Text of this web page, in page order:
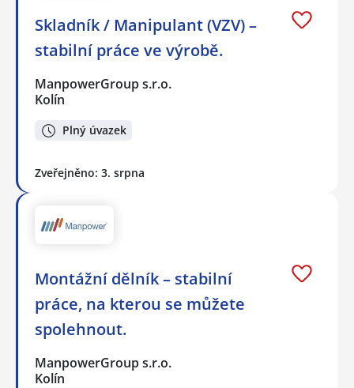
Skladník / Manipulant (VZV) –
stabilní práce ve výrobě.
ManpowerGroup s.r.o.
Kolín
Plný úvazek
Zveřejněno: 3. srpna
Montážní dělník – stabilní
práce, na kterou se můžete
spolehnout.
ManpowerGroup s.r.o.
Kolín